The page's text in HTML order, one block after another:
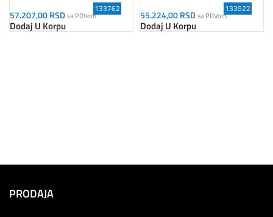
57.207,00RSDsa PDVom
Dodaj U Korpu
133762
55.224,00RSDsa PDVom
Dodaj U Korpu
133922
PRODAJA